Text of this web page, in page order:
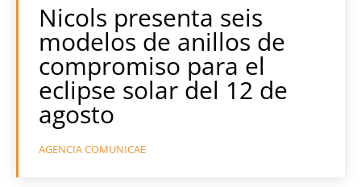
Nicols presenta seis
modelos de anillos de
compromiso para el
eclipse solar del 12 de
agosto
AGENCIA COMUNICAE